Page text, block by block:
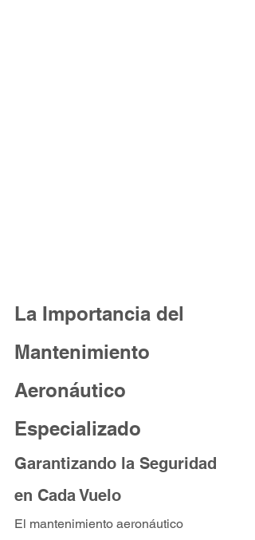
La Importancia del
Mantenimiento
Aeronáutico
Especializado
Garantizando la Seguridad
en Cada Vuelo
El mantenimiento aeronáutico